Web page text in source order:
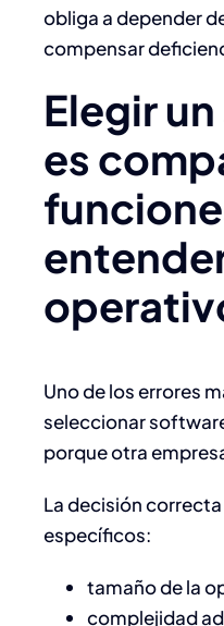
obliga a depender
compensar
Elegir
es
Uno de los errores
seleccionar
porque otra
La decisión
específicos:
tamaño de la
complejidad